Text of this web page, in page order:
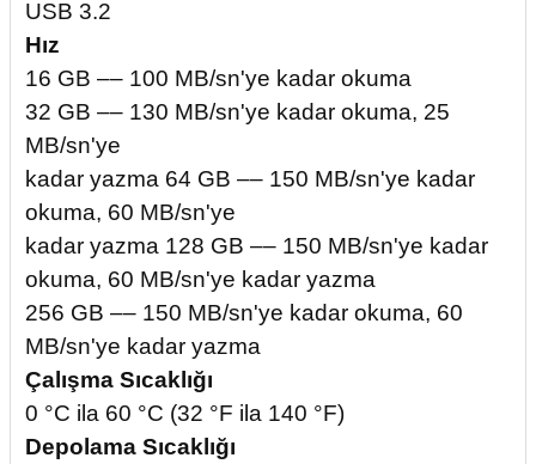
USB 3.2
Hız
16 GB –– 100 MB/sn'ye kadar okuma
32 GB –– 130 MB/sn'ye kadar okuma, 25
MB/sn'ye
kadar yazma 64 GB –– 150 MB/sn'ye kadar
okuma, 60 MB/sn'ye
kadar yazma 128 GB –– 150 MB/sn'ye kadar
okuma, 60 MB/sn'ye kadar yazma
256 GB –– 150 MB/sn'ye kadar okuma, 60
MB/sn'ye kadar yazma
Çalışma Sıcaklığı
0 °C ila 60 °C (32 °F ila 140 °F)
Depolama Sıcaklığı